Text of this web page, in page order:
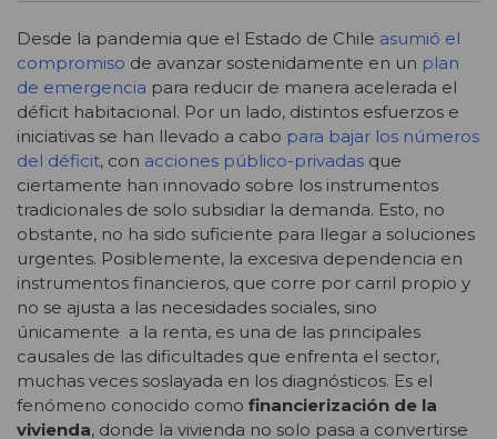
Desde la pandemia que el Estado de Chile asumió el
compromiso de avanzar sostenidamente en un plan
de emergencia para reducir de manera acelerada el
déficit habitacional. Por un lado, distintos esfuerzos e
iniciativas se han llevado a cabo para bajar los números
del déficit, con acciones público-privadas que
ciertamente han innovado sobre los instrumentos
tradicionales de solo subsidiar la demanda. Esto, no
obstante, no ha sido suficiente para llegar a soluciones
urgentes. Posiblemente, la excesiva dependencia en
instrumentos financieros, que corre por carril propio y
no se ajusta a las necesidades sociales, sino
únicamente a la renta, es una de las principales
causales de las dificultades que enfrenta el sector,
muchas veces soslayada en los diagnósticos. Es el
fenómeno conocido como financierización de la
vivienda, donde la vivienda no solo pasa a convertirse